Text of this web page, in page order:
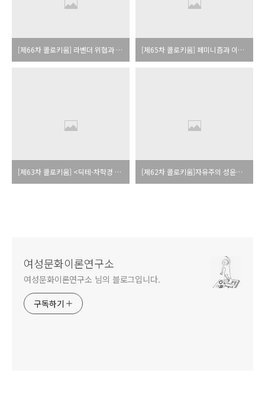
[제66차 콜로키움] 라벤더 위협과 바이섹슈얼 선택 (이브리) [제65차 콜로키움] 페미니즘과 이주연구 : 방법론적 네쇼날리즘을 넘어서
[제63차 콜로키움] <딕테-차학경 오마주> 무료상영회 및 낭송회 [제62차 콜로키움]자유주의 성윤리의 수정: 쾌락 중심에서 자율성 중심으로
여성문화이론연구소
여성문화이론연구소 님의 블로그입니다.
구독하기